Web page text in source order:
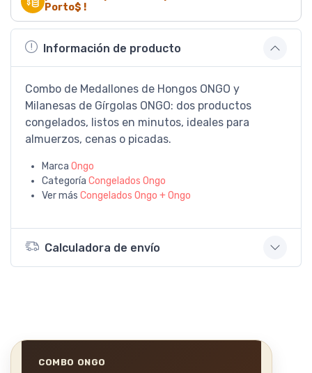
Porto$ !
Información de producto
Combo de Medallones de Hongos ONGO y
Milanesas de Gírgolas ONGO: dos productos
congelados, listos en minutos, ideales para
almuerzos, cenas o picadas.
Marca Ongo
Categoría Congelados Ongo
Ver más Congelados Ongo + Ongo
Calculadora de envío
COMBO ONGO